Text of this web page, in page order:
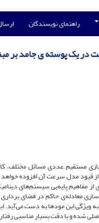
راهنمای نویسندگان
در یک پوسته ی جامد بر
مستقیم عددی مسائل مختلف،
از قیود مدل سرعت آن افزوده
مفاهیم پایه‌یی سیستم‌های
معادله‌ی حاکم در فضای
ویژگی این مودها به دست می‌آید.
شده و با دقت بسیار مناسبی